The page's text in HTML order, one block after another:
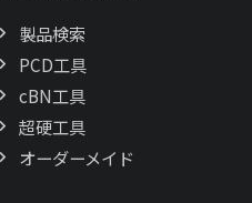
製品検索
PCD工具
cBN工具
超硬工具
オーダーメイド